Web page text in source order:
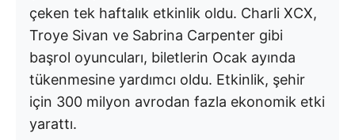
çeken tek haftalık etkinlik oldu. Charli XCX,
Troye Sivan ve Sabrina Carpenter gibi
başrol oyuncuları, biletlerin Ocak ayında
tükenmesine yardımcı oldu. Etkinlik, şehir
için 300 milyon avrodan fazla ekonomik etki
yarattı.